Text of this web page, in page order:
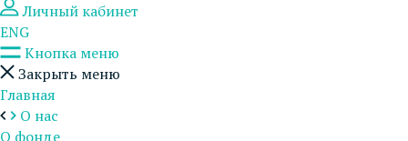
Личный кабинет
ENG
Кнопка меню
Закрыть меню
Главная
О нас
О фонде